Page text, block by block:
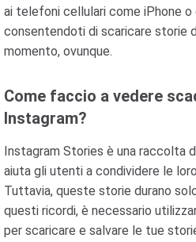
ai telefoni cellulari come iPhone o
consentendoti di scaricare storie
momento, ovunque.
Come faccio a vedere
Instagram?
Instagram Stories è una raccolta
aiuta gli utenti a condividere le
Tuttavia, queste storie durano
questi ricordi, è necessario
per scaricare e salvare le tue